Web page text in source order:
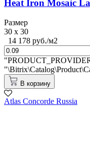
Heat Iron Mosaic
Размер
30 x 30
14 178 руб./м2
В корзину
Atlas Concorde Russia